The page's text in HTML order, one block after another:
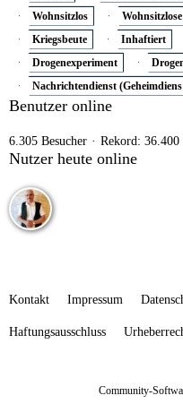
Wohnsitzlos
Wohnsitzlose
Kriegsbeute
Inhaftiert
Drogenexperiment
Nachrichtendienst (Geheimdiens
Benutzer online
6.305 Besucher Rekord: 36.400
Nutzer heute online
Kontakt Impressum
Haftungsausschluss
Community-